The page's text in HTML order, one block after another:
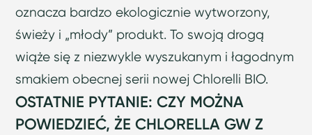
oznacza bardzo ekologicznie wytworzony,
świeży i „młody” produkt. To swoją drogą
wiąże się z niezwykle wyszukanym i łagodnym
smakiem obecnej serii nowej Chlorelli BIO.
OSTATNIE PYTANIE: CZY MOŻNA
POWIEDZIEĆ, ŻE CHLORELLA GW Z